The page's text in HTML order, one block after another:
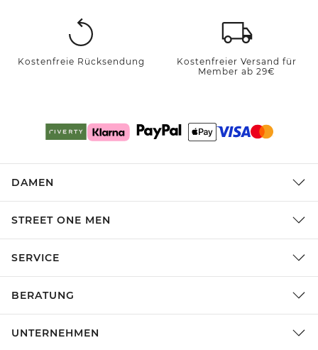
Kostenfreie Rücksendung
Kostenfreier Versand für
Member ab 29€
DAMEN
STREET ONE MEN
SERVICE
BERATUNG
UNTERNEHMEN